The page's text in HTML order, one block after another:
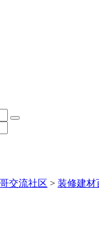
交流社区 > 装修建材